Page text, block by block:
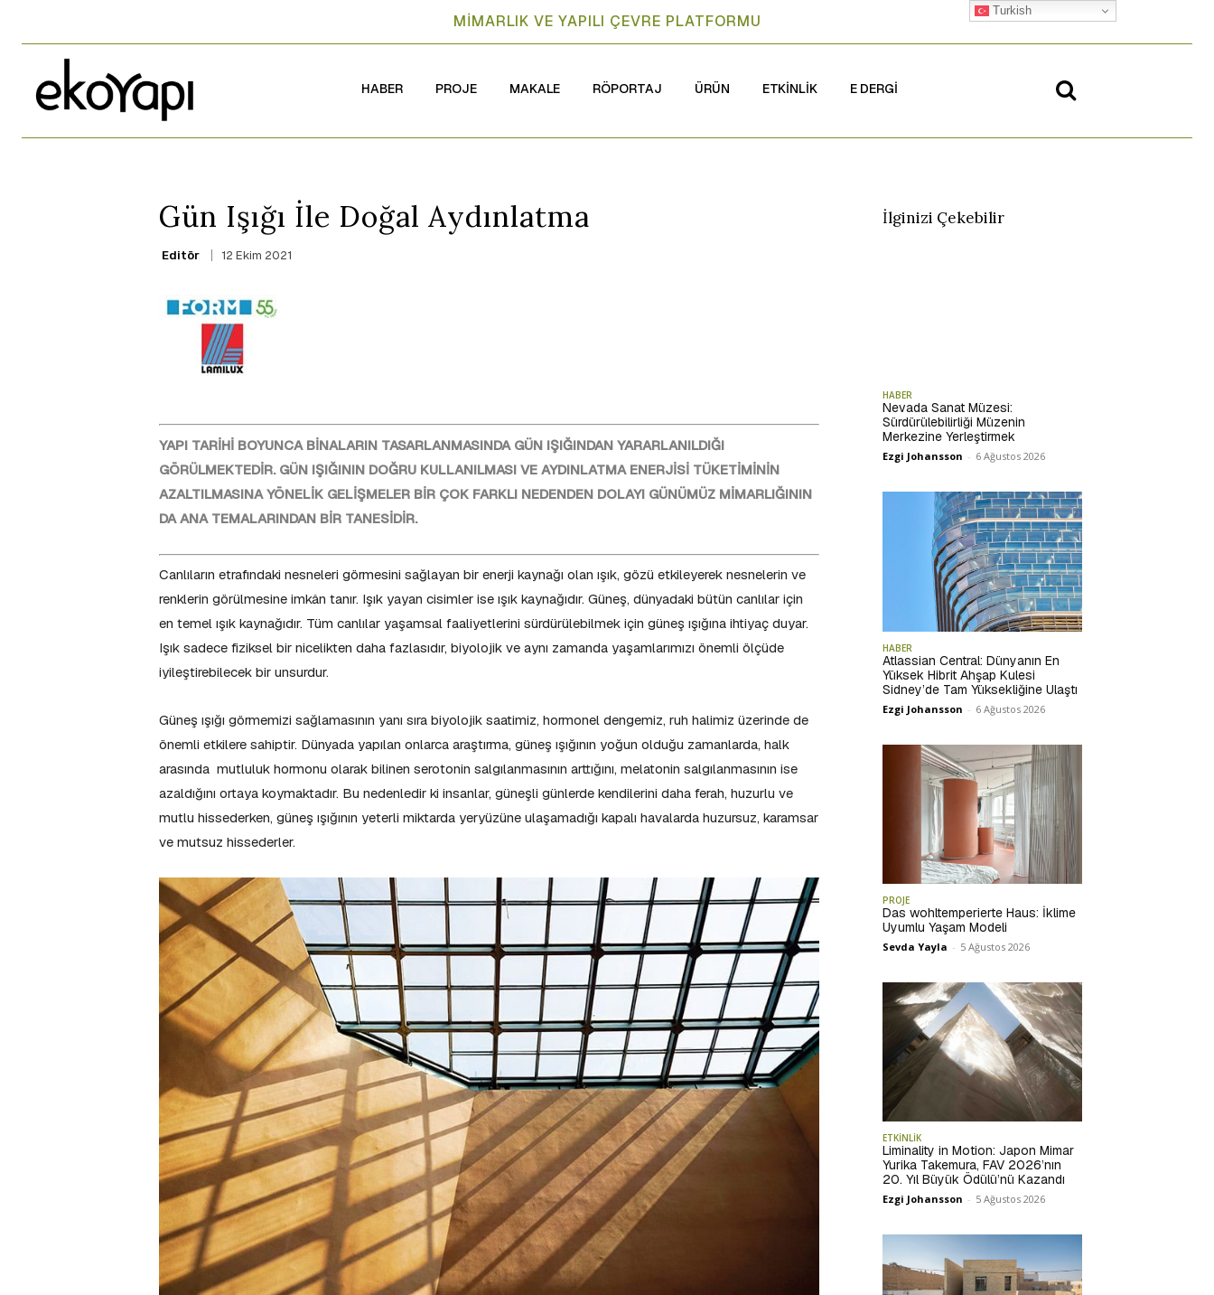
MİMARLIK VE YAPILI ÇEVRE PLATFORMU
HABER PROJE MAKALE RÖPORTAJ ÜRÜN ETKİNLİK E DERGİ
Gün Işığı İle Doğal Aydınlatma
Editör 12 Ekim 2021
YAPI TARİHİ BOYUNCA BİNALARIN TASARLANMASINDA GÜN IŞIĞINDAN YARARLANILDIĞI
GÖRÜLMEKTEDİR. GÜN IŞIĞININ DOĞRU KULLANILMASI VE AYDINLATMA ENERJİSİ TÜKETİMİNİN
AZALTILMASINA YÖNELİK GELİŞMELER BİR ÇOK FARKLI NEDENDEN DOLAYI GÜNÜMÜZ MİMARLIĞININ
DA ANA TEMALARINDAN BİR TANESİDİR.
Canlıların etrafındaki nesneleri görmesini sağlayan bir enerji kaynağı olan ışık, gözü etkileyerek nesnelerin ve
renklerin görülmesine imkân tanır. Işık yayan cisimler ise ışık kaynağıdır. Güneş, dünyadaki bütün canlılar için
en temel ışık kaynağıdır. Tüm canlılar yaşamsal faaliyetlerini sürdürülebilmek için güneş ışığına ihtiyaç duyar.
Işık sadece fiziksel bir nicelikten daha fazlasıdır, biyolojik ve aynı zamanda yaşamlarımızı önemli ölçüde
iyileştirebilecek bir unsurdur.
Güneş ışığı görmemizi sağlamasının yanı sıra biyolojik saatimiz, hormonel dengemiz, ruh halimiz üzerinde de
önemli etkilere sahiptir. Dünyada yapılan onlarca araştırma, güneş ışığının yoğun olduğu zamanlarda, halk
arasında mutluluk hormonu olarak bilinen serotonin salgılanmasının arttığını, melatonin salgılanmasının ise
azaldığını ortaya koymaktadır. Bu nedenledir ki insanlar, güneşli günlerde kendilerini daha ferah, huzurlu ve
mutlu hissederken, güneş ışığının yeterli miktarda yeryüzüne ulaşamadığı kapalı havalarda huzursuz, karamsar
ve mutsuz hissederler.
İlginizi Çekebilir
HABER
Nevada Sanat Müzesi:
Sürdürülebilirliği Müzenin
Merkezine Yerleştirmek
Ezgi Johansson - 6 Ağustos 2026
HABER
Atlassian Central: Dünyanın En
Yüksek Hibrit Ahşap Kulesi
Sidney’de Tam Yüksekliğine Ulaştı
Ezgi Johansson - 6 Ağustos 2026
PROJE
Das wohltemperierte Haus: İklime
Uyumlu Yaşam Modeli
Sevda Yayla - 5 Ağustos 2026
ETKİNLİK
Liminality in Motion: Japon Mimar
Yurika Takemura, FAV 2026’nın
20. Yıl Büyük Ödülü’nü Kazandı
Ezgi Johansson - 5 Ağustos 2026
Turkish